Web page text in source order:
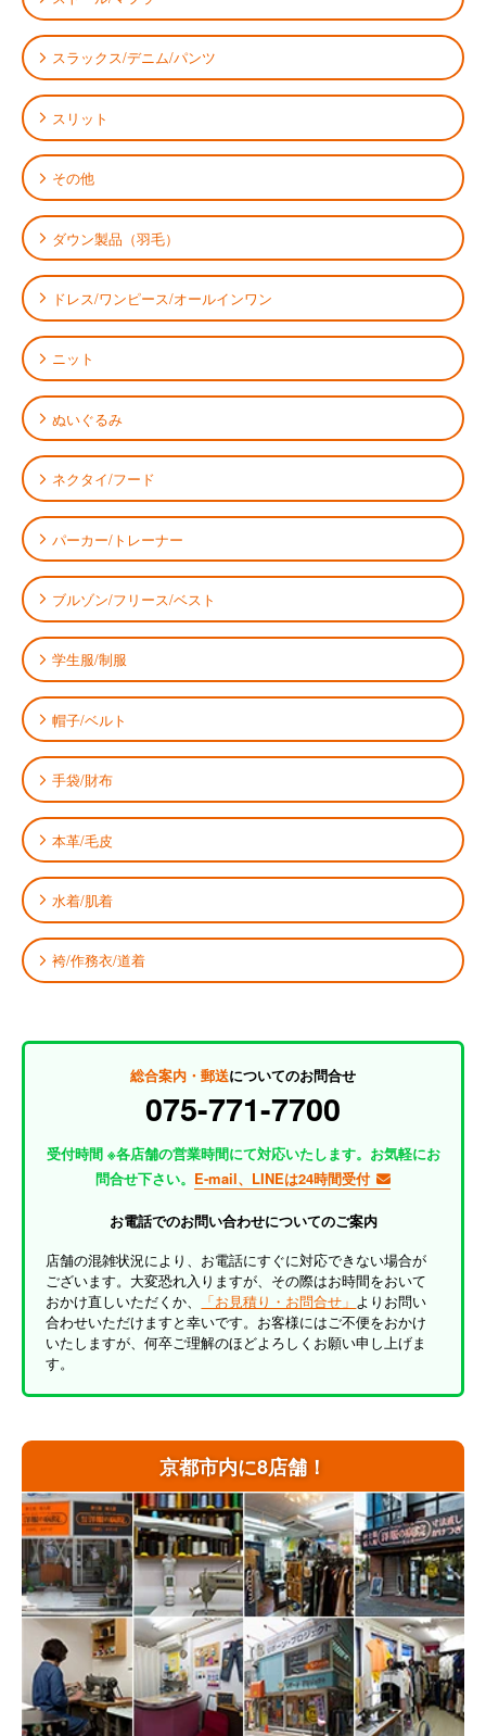
京都市内に8店舗！
スラックス/デニム/パンツ
スリット
その他
ダウン製品（羽毛）
ドレス/ワンピース/オールインワン
ニット
ぬいぐるみ
ネクタイ/フード
パーカー/トレーナー
ブルゾン/フリース/ベスト
学生服/制服
帽子/ベルト
手袋/財布
本革/毛皮
水着/肌着
袴/作務衣/道着
総合案内・郵送についてのお問合せ
075-771-7700
受付時間 ※各店舗の営業時間にて対応いたします。お気軽にお
問合せ下さい。 E-mail、LINEは24時間受付
お電話でのお問い合わせについてのご案内
店舗の混雑状況により、お電話にすぐに対応できない場合が
ございます。大変恐れ入りますが、その際はお時間をおいて
おかけ直しいただくか、
「お見積り・お問合せ」 よりお問い
合わせいただけますと幸いです。お客様にはご不便をおかけ
いたしますが、何卒ご理解のほどよろしくお願い申し上げま
す。